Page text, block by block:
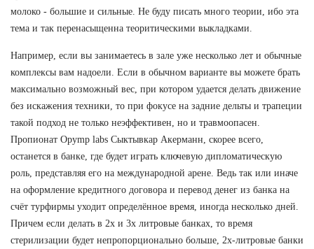
молоко - большие и сильные. Не буду писать много теории, ибо эта
тема и так перенасыщенна теоритическими выкладками.
Например, если вы занимаетесь в зале уже несколько лет и обычные
комплексы вам надоели. Если в обычном варианте вы можете брать
максимально возможный вес, при котором удается делать движение
без искажения техники, то при фокусе на задние дельты и трапеции
такой подход не только неэффективен, но и травмоопасен.
Пропионат Opymp labs Сыктывкар Акерманн, скорее всего,
останется в банке, где будет играть ключевую дипломатическую
роль, представляя его на международной арене. Ведь так или иначе
на оформление кредитного договора и перевод денег из банка на
счёт турфирмы уходит определённое время, иногда несколько дней.
Причем если делать в 2х и 3х литровые банках, то время
стерилизации будет непропорционально больше, 2х-литровые банки